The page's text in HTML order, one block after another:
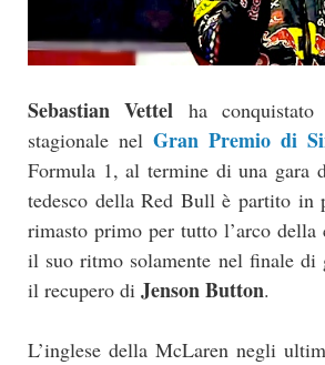
Sebastian Vettel ha
stagionale nel Gran Premio di
Formula 1, al termine di una gara
tedesco della Red Bull è partito in
rimasto primo per tutto l’arco della
il suo ritmo solamente nel finale di
il recupero di Jenson Button.
L’inglese della McLaren negli